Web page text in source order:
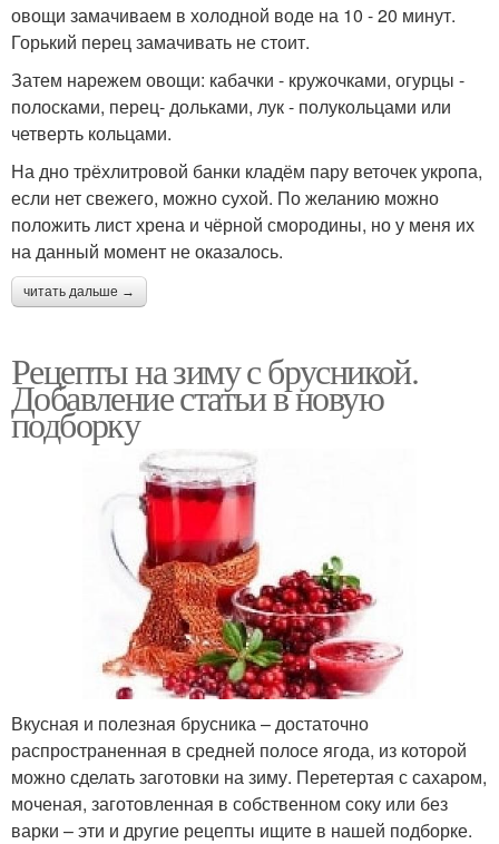
овощи замачиваем в холодной воде на 10 - 20 минут.
Горький перец замачивать не стоит.
Затем нарежем овощи: кабачки - кружочками, огурцы -
полосками, перец- дольками, лук - полукольцами или
четверть кольцами.
На дно трёхлитровой банки кладём пару веточек укропа,
если нет свежего, можно сухой. По желанию можно
положить лист хрена и чёрной смородины, но у меня их
на данный момент не оказалось.
читать дальше →
Рецепты на зиму с брусникой.
Добавление статьи в новую
подборку
Вкусная и полезная брусника – достаточно
распространенная в средней полосе ягода, из которой
можно сделать заготовки на зиму. Перетертая с сахаром,
моченая, заготовленная в собственном соку или без
варки – эти и другие рецепты ищите в нашей подборке.